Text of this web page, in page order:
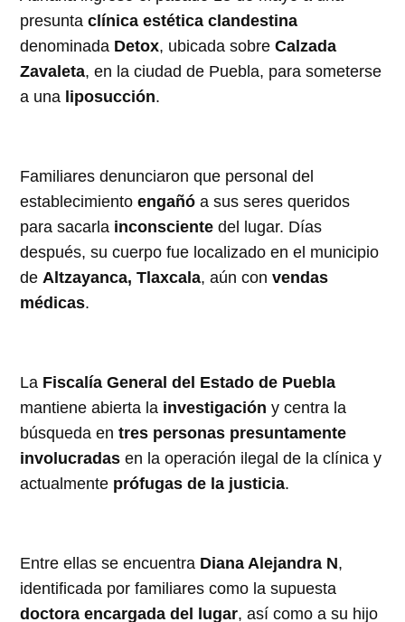
presuntaclínica estética clandestina
denominada Detox, ubicada sobreCalzada
Zavaleta, en la ciudad de Puebla, para someterse
a una liposucción.
Familiares denunciaron que personal del
establecimientoengañó a sus seres queridos
para sacarla inconsciente del lugar. Días
después, su cuerpo fue localizado en el municipio
de Altzayanca, Tlaxcala, aún convendas
médicas.
La Fiscalía General del Estado de Puebla
mantiene abierta la investigación y centra la
búsqueda entres personas presuntamente
involucradas en la operación ilegal de la clínica y
actualmente prófugas de la justicia.
Entre ellas se encuentra Diana Alejandra N,
identificada por familiares como la supuesta
doctora encargada del lugar, así como a su hijo